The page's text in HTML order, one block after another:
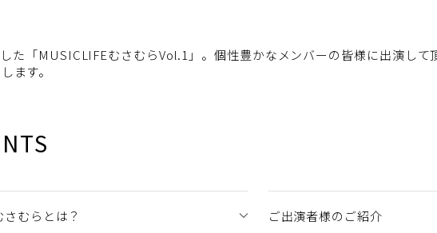
た「MUSICLIFEむさむらVol.1」。個性豊かなメンバーの皆様に出演して
ます。
むらとは？ ご出演者様のご紹介